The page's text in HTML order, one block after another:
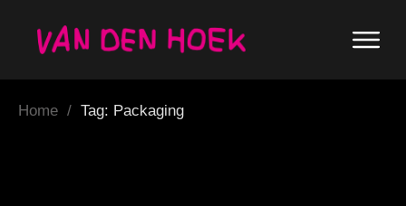
Home / Tag: Packaging